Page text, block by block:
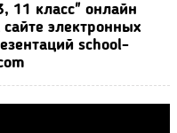
11 класс" онлайн
электронных
school-